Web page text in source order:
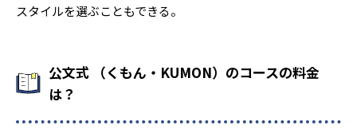
スタイルを選ぶこともできる。
公文式 （くもん・KUMON）のコースの料金
は？